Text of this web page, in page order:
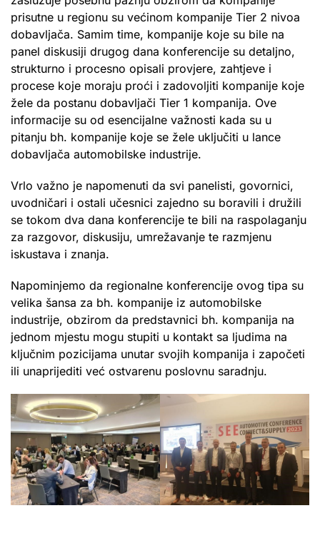
prisutne u regionu su većinom kompanije Tier 2 nivoa
dobavljača. Samim time, kompanije koje su bile na
panel diskusiji drugog dana konferencije su detaljno,
strukturno i procesno opisali provjere, zahtjeve i
procese koje moraju proći i zadovoljiti kompanije koje
žele da postanu dobavljači Tier 1 kompanija. Ove
informacije su od esencijalne važnosti kada su u
pitanju bh. kompanije koje se žele uključiti u lance
dobavljača automobilske industrije.
Vrlo važno je napomenuti da svi panelisti, govornici,
uvodničari i ostali učesnici zajedno su boravili i družili
se tokom dva dana konferencije te bili na raspolaganju
za razgovor, diskusiju, umrežavanje te razmjenu
iskustava i znanja.
Napominjemo da regionalne konferencije ovog tipa su
velika šansa za bh. kompanije iz automobilske
industrije, obzirom da predstavnici bh. kompanija na
jednom mjestu mogu stupiti u kontakt sa ljudima na
ključnim pozicijama unutar svojih kompanija i započeti
ili unaprijediti već ostvarenu poslovnu saradnju.